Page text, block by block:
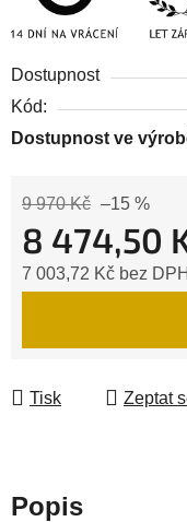
Dostupnost
Kód:
Dostupnost ve
9 970 Kč –15 %
8 474,50
7 003,72 Kč bez DPH
Tisk Zeptat
Popis